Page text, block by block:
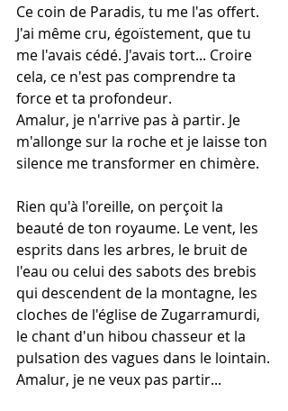
Ce coin de Paradis, tu me l'as offert.
J'ai même cru, égoïstement, que tu
me l'avais cédé. J'avais tort... Croire
cela, ce n'est pas comprendre ta
force et ta profondeur.
Amalur, je n'arrive pas à partir. Je
m'allonge sur la roche et je laisse ton
silence me transformer en chimère.
Rien qu'à l'oreille, on perçoit la
beauté de ton royaume. Le vent, les
esprits dans les arbres, le bruit de
l'eau ou celui des sabots des brebis
qui descendent de la montagne, les
cloches de l'église de Zugarramurdi,
le chant d'un hibou chasseur et la
pulsation des vagues dans le lointain.
Amalur, je ne veux pas partir...